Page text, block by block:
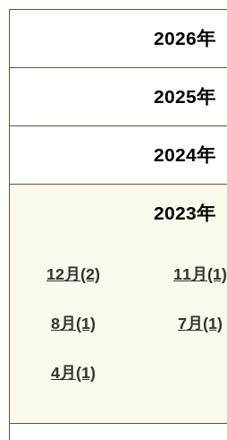
2026年
2025年
2024年
2023年
12月(2) 11月(1)
8月(1) 7月(1)
4月(1)